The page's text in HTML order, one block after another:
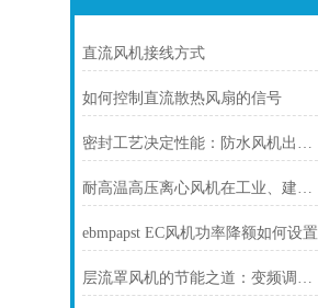
直流风机接线方式
如何控制直流散热风扇的信号
密封工艺决定性能：防水风机出线口灌封技术与转轴密封结构
耐高温高压离心风机在工业、建筑、环境工程等领域中发挥着重要的作用
ebmpapst EC风机功率降额如何设置
层流罩风机的节能之道：变频调速技术解析